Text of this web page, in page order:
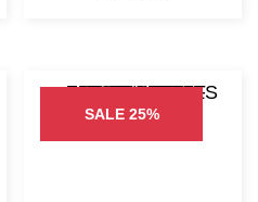
€99,00.
€74,95.
SALE 25%